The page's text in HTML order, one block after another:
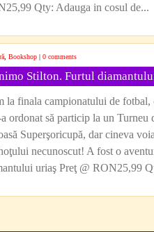
Qty: Adauga in cosul de...
Bookshop | 0 comments
Stilton. Furtul
la finala campionatului de
ordonat să particip la un
Superşoricupă, dar cineva
necunoscut! A fost o
uriaş Preţ @ RON25,99